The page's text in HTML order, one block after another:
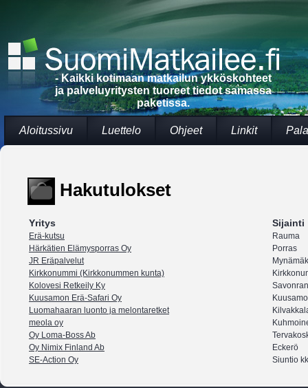
- Kaikki kotimaan matkailun ykköskohteet
ja palveluyritysten tuoreet tiedot samassa
paketissa.
Aloitussivu Luettelo Ohjeet Linkit
Hakutulokset
Yritys Sijainti
Erä-kutsu
Rauma
Härkätien Elämysporras Oy
Porras
JR Eräpalvelut
Kirkkonummi (Kirkkonummen kunta)
Kolovesi Retkeily Ky
Kuusamon Erä-Safari Oy
Kuusamo
Luomahaaran luonto ja melontaretket
meola oy
Oy Loma-Boss Ab
Oy Nimix Finland Ab
Eckerö
SE-Action Oy
Siuntio kk